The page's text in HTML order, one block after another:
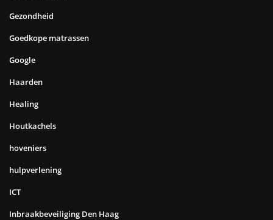
Gezondheid
Goedkope matrassen
Google
Haarden
Healing
Houtkachels
hoveniers
hulpverlening
ICT
Inbraakbeveiliging Den Haag